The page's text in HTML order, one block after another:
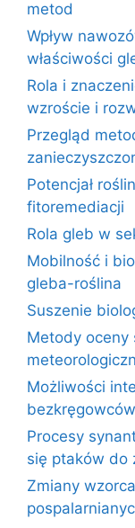
metod
Wpływ
właściwości
Rola i
wzroście i
Przegląd
Potencjał
fitoremediacji
Rola gleb w
Mobilność i
gleba-roślina
Suszenie
Metody oceny
Możliwości
Procesy
się ptaków do
Zmiany